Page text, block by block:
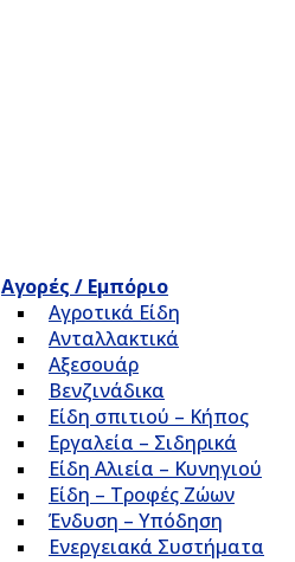
Αγορές / Εμπόριο
Αγροτικά Είδη
Ανταλλακτικά
Αξεσουάρ
Βενζινάδικα
Είδη σπιτιού – Κήπος
Εργαλεία – Σιδηρικά
Είδη Αλιεία – Κυνηγιού
Είδη – Τροφές Ζώων
Ένδυση – Υπόδηση
Ενεργειακά Συστήματα